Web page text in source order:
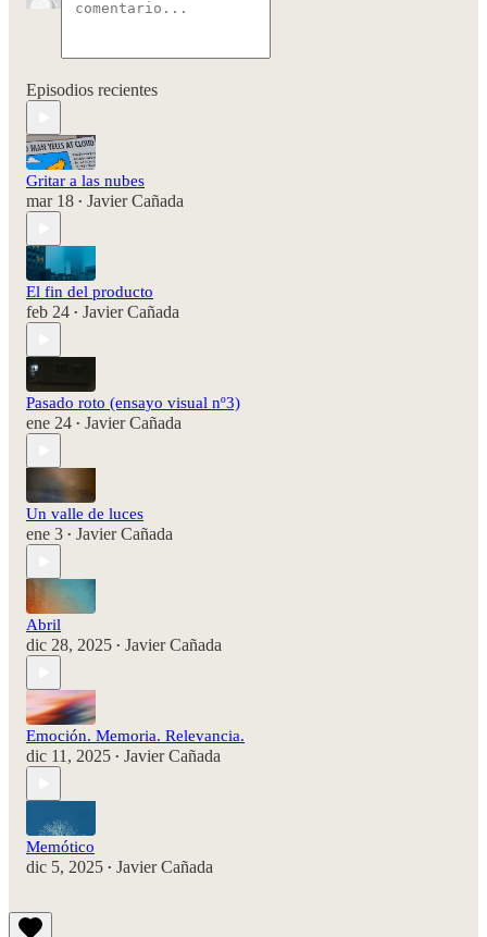
Episodios recientes
Gritar a las nubes
mar 18 • Javier Cañada
El fin del producto
feb 24 • Javier Cañada
Pasado roto (ensayo visual nº3)
ene 24 • Javier Cañada
Un valle de luces
ene 3 • Javier Cañada
Abril
dic 28, 2025 • Javier Cañada
Emoción. Memoria. Relevancia.
dic 11, 2025 • Javier Cañada
Memótico
dic 5, 2025 • Javier Cañada